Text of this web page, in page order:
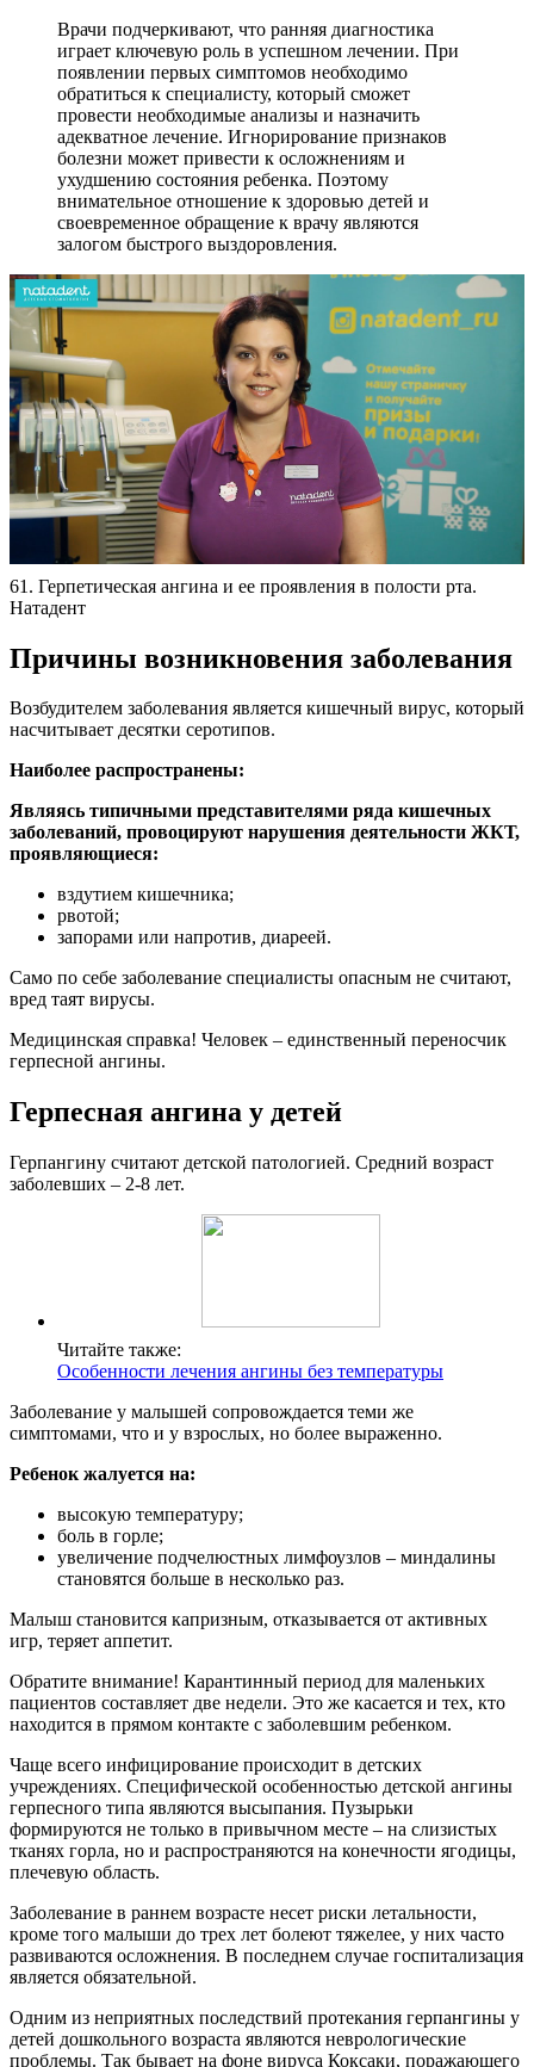
Врачи подчеркивают, что ранняя диагностика
играет ключевую роль в успешном лечении. При
появлении первых симптомов необходимо
обратиться к специалисту, который сможет
провести необходимые анализы и назначить
адекватное лечение. Игнорирование признаков
болезни может привести к осложнениям и
ухудшению состояния ребенка. Поэтому
внимательное отношение к здоровью детей и
своевременное обращение к врачу являются
залогом быстрого выздоровления.
61. Герпетическая ангина и ее проявления в полости рта.
Натадент
Причины возникновения заболевания
Возбудителем заболевания является кишечный вирус, который
насчитывает десятки серотипов.
Наиболее распространены:
Являясь типичными представителями ряда кишечных
заболеваний, провоцируют нарушения деятельности ЖКТ,
проявляющиеся:
вздутием кишечника;
рвотой;
запорами или напротив, диареей.
Само по себе заболевание специалисты опасным не считают,
вред таят вирусы.
Медицинская справка! Человек – единственный переносчик
герпесной ангины.
Герпесная ангина у детей
Герпангину считают детской патологией. Средний возраст
заболевших – 2-8 лет.
Читайте также:
Особенности лечения ангины без температуры
Заболевание у малышей сопровождается теми же
симптомами, что и у взрослых, но более выраженно.
Ребенок жалуется на:
высокую температуру;
боль в горле;
увеличение подчелюстных лимфоузлов – миндалины
становятся больше в несколько раз.
Малыш становится капризным, отказывается от активных
игр, теряет аппетит.
Обратите внимание! Карантинный период для маленьких
пациентов составляет две недели. Это же касается и тех, кто
находится в прямом контакте с заболевшим ребенком.
Чаще всего инфицирование происходит в детских
учреждениях. Специфической особенностью детской ангины
герпесного типа являются высыпания. Пузырьки
формируются не только в привычном месте – на слизистых
тканях горла, но и распространяются на конечности ягодицы,
плечевую область.
Заболевание в раннем возрасте несет риски летальности,
кроме того малыши до трех лет болеют тяжелее, у них часто
развиваются осложнения. В последнем случае госпитализация
является обязательной.
Одним из неприятных последствий протекания герпангины у
детей дошкольного возраста являются неврологические
проблемы. Так бывает на фоне вируса Коксаки, поражающего